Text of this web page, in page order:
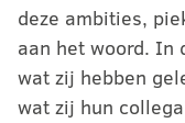
deze ambities,
aan het woord. In
wat zij hebben
wat zij hun